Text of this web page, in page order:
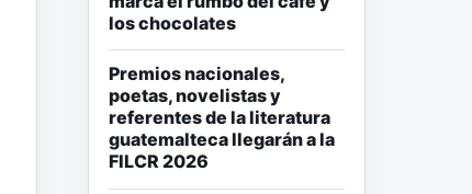
los chocolates
Premios nacionales,
poetas, novelistas y
referentes de la literatura
guatemalteca llegarán a la
FILCR 2026